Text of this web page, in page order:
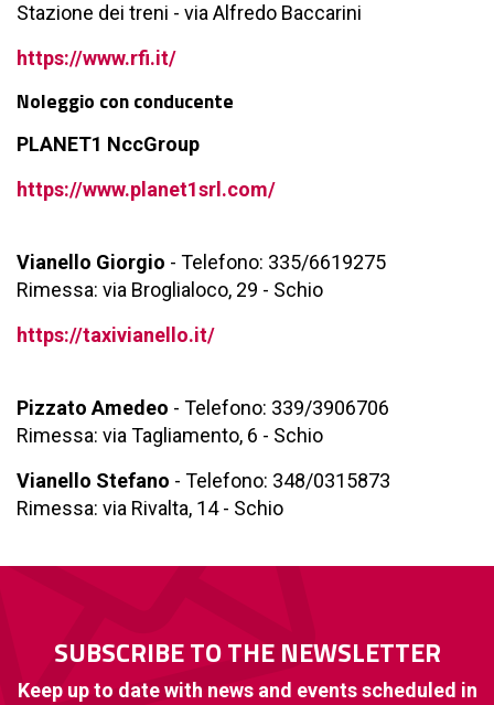
Stazione dei treni - via Alfredo Baccarini
https://www.rfi.it/
Noleggio con conducente
PLANET1 NccGroup
https://www.planet1srl.com/
Vianello Giorgio - Telefono: 335/6619275
Rimessa: via Broglialoco, 29 - Schio
https://taxivianello.it/
Pizzato Amedeo - Telefono: 339/3906706
Rimessa: via Tagliamento, 6 - Schio
Vianello Stefano - Telefono: 348/0315873
Rimessa: via Rivalta, 14 - Schio
SUBSCRIBE TO THE NEWSLETTER
Keep up to date with news and events scheduled in